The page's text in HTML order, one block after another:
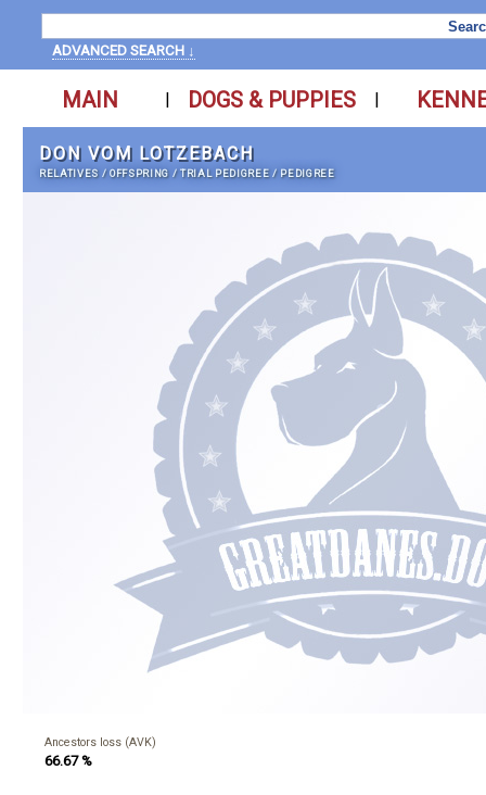
ADVANCED SEARCH ↓
MAIN | DOGS & PUPPIES |
DON VOM LOTZEBACH
RELATIVES /OFFSPRING /TRIAL PEDIGREE / PEDIGREE
Ancestors loss (AVK)
66.67 %